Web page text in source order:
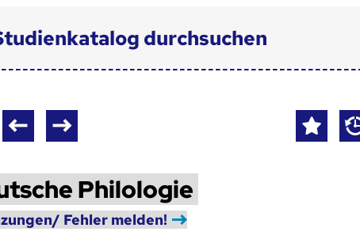
durchsuchen
Philologie
Fehler melden!